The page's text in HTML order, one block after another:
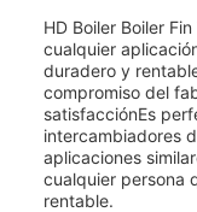
HD Boiler Boiler
cualquier
duradero y
compromiso del
satisfacciónEs
intercambiadores
aplicaciones
cualquier persona
rentable.